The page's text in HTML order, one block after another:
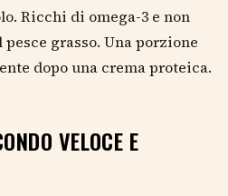
Ricchi di omega-3 e non
grasso. Una porzione
dopo una crema proteica.
VELOCE E